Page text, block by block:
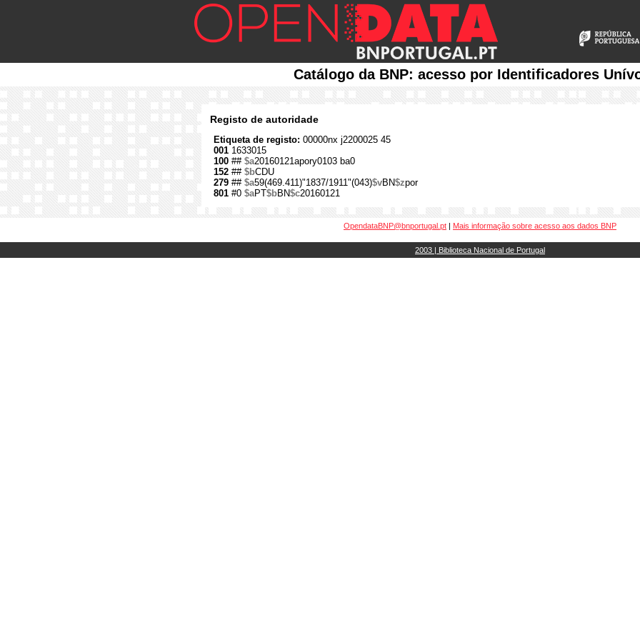
Catálogo da BNP: acesso por Identificadores
Registo de autoridade
Etiqueta de registo: 00000nx j2200025 45
001 1633015
100 ## $a20160121apory0103 ba0
152 ## $bCDU
279 ## $a59(469.411)"1837/1911"(043)$vBN$zpor
801 #0 $aPT$bBN$c20160121
OpendataBNP@bnportugal.pt | Mais informação sobre acesso aos dados BNP
2003 | Biblioteca Nacional de Portugal